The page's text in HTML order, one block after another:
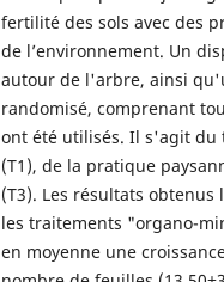
fertilité des sols avec des
de l’environnement. Un
autour de l'arbre, ainsi
randomisé, comprenant
ont été utilisés. Il s'agit du
(T1), de la pratique
(T3). Les résultats
les traitements "organo-
en moyenne une